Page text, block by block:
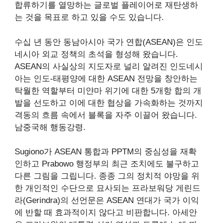
합류하기를 열망하는 글로벌 플레이어로 재탄생하
는 것을 목표로 하고 있을 수도 있습니다.
수십 년 동안 동남아시아 국가 연합(ASEAN)은 인도
네시아 외교 정책의 초석을 형성해 왔습니다.
ASEAN의 사실상의 지도자로 널리 알려진 인도네시
아는 인도-태평양에 대한 ASEAN 전망을 창안하는
탁월한 역할부터 미얀마 위기에 대한 5개항 합의 개
발을 선도하고 이에 대한 협상을 가속화하는 것까지
격동의 흐름 속에서 블록을 자주 이끌어 왔습니다.
남중국해 행동강령.
Sugiono가 ASEAN 통합과 PPTM의 중심성을 재확
인하고 Prabowo 행정부의 최근 조치에도 불구하고
다른 그림을 그립니다. 종종 그의 정치적 야망을 위
한 개인적인 수단으로 묘사되는 프라보워당 게린드
라(Gerindra)의 선언문은 ASEAN 연대가 국가 이익
에 반할 때 효과적이지 않다고 비판합니다. 아세안